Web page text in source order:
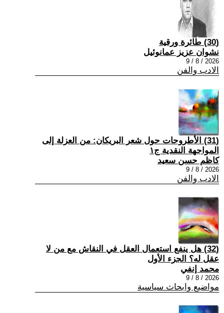
(30) طائرة ورقية
نشوان عزيز عمانوئيل
2026 / 8 / 9
الادب والفن
(31) الأطروحات حول شعر البريكان: من العزلة إلى
المواجهة النقدية ج١
كاظم حسن سعيد
2026 / 8 / 9
الادب والفن
(32) هل ينفع استعمال العقل في النقاش مع من لا
عقل له؟ الجزء الأول
محمد إنفي
2026 / 8 / 9
مواضيع وابحاث سياسية